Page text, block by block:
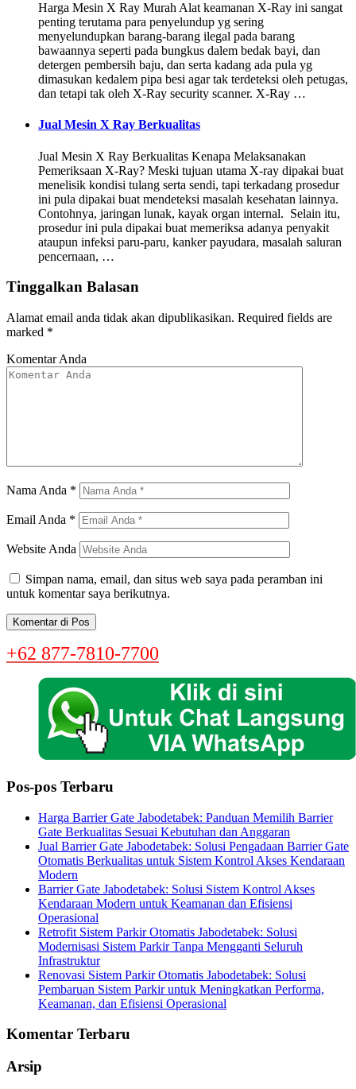
Harga Mesin X Ray Murah Alat keamanan X-Ray ini sangat
penting terutama para penyelundup yg sering
menyelundupkan barang-barang ilegal pada barang
bawaannya seperti pada bungkus dalem bedak bayi, dan
detergen pembersih baju, dan serta kadang ada pula yg
dimasukan kedalem pipa besi agar tak terdeteksi oleh petugas,
dan tetapi tak oleh X-Ray security scanner. X-Ray …
Jual Mesin X Ray Berkualitas
Jual Mesin X Ray Berkualitas Kenapa Melaksanakan
Pemeriksaan X-Ray? Meski tujuan utama X-ray dipakai buat
menelisik kondisi tulang serta sendi, tapi terkadang prosedur
ini pula dipakai buat mendeteksi masalah kesehatan lainnya.
Contohnya, jaringan lunak, kayak organ internal. Selain itu,
prosedur ini pula dipakai buat memeriksa adanya penyakit
ataupun infeksi paru-paru, kanker payudara, masalah saluran
pencernaan, …
Tinggalkan Balasan
Alamat email anda tidak akan dipublikasikan. Required fields are
marked *
Komentar Anda
Nama Anda *
Email Anda *
Website Anda
Simpan nama, email, dan situs web saya pada peramban ini
untuk komentar saya berikutnya.
+62 877-7810-7700
Pos-pos Terbaru
Harga Barrier Gate Jabodetabek: Panduan Memilih Barrier
Gate Berkualitas Sesuai Kebutuhan dan Anggaran
Jual Barrier Gate Jabodetabek: Solusi Pengadaan Barrier Gate
Otomatis Berkualitas untuk Sistem Kontrol Akses Kendaraan
Modern
Barrier Gate Jabodetabek: Solusi Sistem Kontrol Akses
Kendaraan Modern untuk Keamanan dan Efisiensi
Operasional
Retrofit Sistem Parkir Otomatis Jabodetabek: Solusi
Modernisasi Sistem Parkir Tanpa Mengganti Seluruh
Infrastruktur
Renovasi Sistem Parkir Otomatis Jabodetabek: Solusi
Pembaruan Sistem Parkir untuk Meningkatkan Performa,
Keamanan, dan Efisiensi Operasional
Komentar Terbaru
Arsip